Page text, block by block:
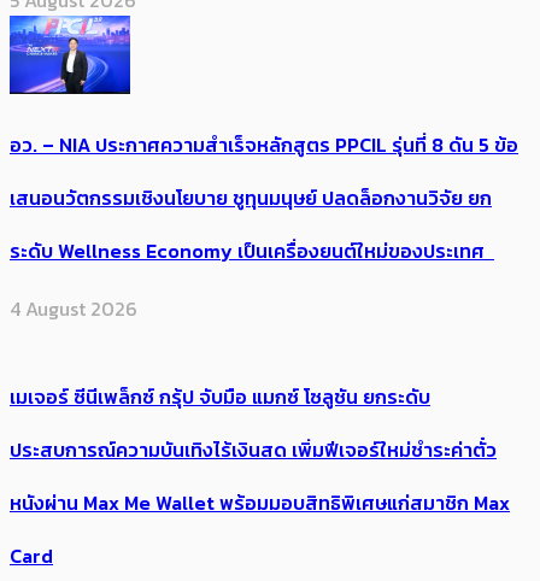
อว. – NIA ประกาศความสำเร็จหลักสูตร PPCIL รุ่นที่ 8 ดัน 5 ข้อ
เสนอนวัตกรรมเชิงนโยบาย ชูทุนมนุษย์ ปลดล็อกงานวิจัย ยก
ระดับ Wellness Economy เป็นเครื่องยนต์ใหม่ของประเทศ
4 August 2026
เมเจอร์ ซีนีเพล็กซ์ กรุ้ป จับมือ แมกซ์ โซลูชัน ยกระดับ
ประสบการณ์ความบันเทิงไร้เงินสด เพิ่มฟีเจอร์ใหม่ชำระค่าตั๋ว
หนังผ่าน Max Me Wallet พร้อมมอบสิทธิพิเศษแก่สมาชิก Max
Card